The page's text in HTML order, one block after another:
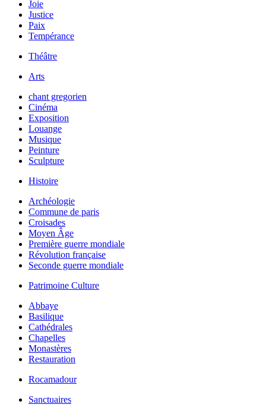
Joie
Justice
Paix
Tempérance
Théâtre
Arts
chant gregorien
Cinéma
Exposition
Louange
Musique
Peinture
Sculpture
Histoire
Archéologie
Commune de paris
Croisades
Moyen Âge
Première guerre mondiale
Révolution française
Seconde guerre mondiale
Patrimoine Culture
Abbaye
Basilique
Cathédrales
Chapelles
Monastères
Restauration
Rocamadour
Sanctuaires